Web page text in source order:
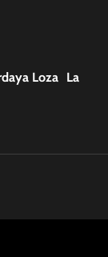
Loza La